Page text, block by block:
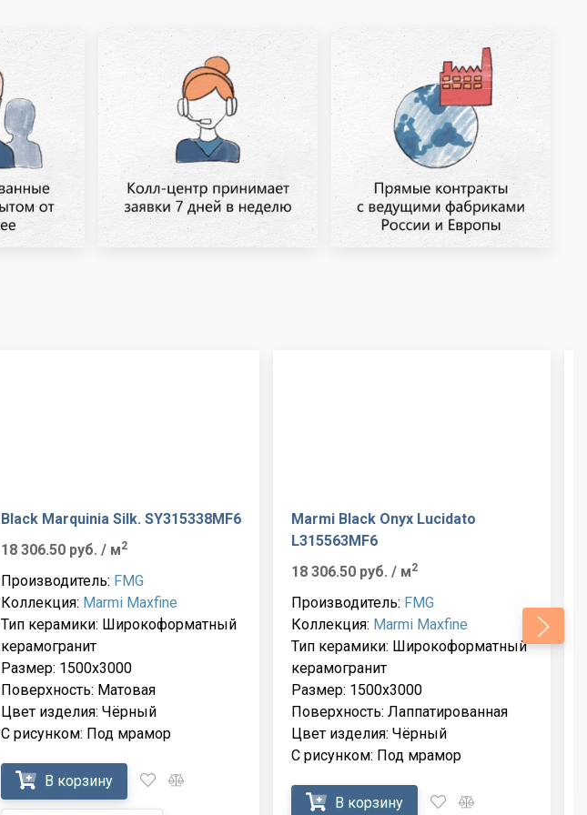
Black Marquinia Silk. SY315338MF6
18 306.50 руб. / м2
Производитель: FMG
Коллекция: Marmi Maxfine
Тип керамики: Широкоформатный
керамогранит
Размер: 1500x3000
Поверхность: Матовая
Цвет изделия: Чёрный
С рисунком: Под мрамор
В корзину
Marmi Black Onyx Lucidato
L315563MF6
18 306.50 руб./ м2
Производитель: FMG
Коллекция: Marmi Maxfine
Тип керамики: Широкоформатный
керамогранит
Размер: 1500x3000
Поверхность: Лаппатированная
Цвет изделия: Чёрный
С рисунком: Под мрамор
В корзину